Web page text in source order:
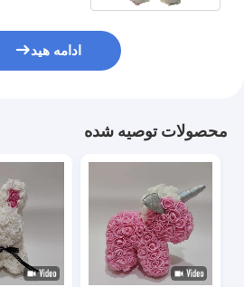
ادامه هید
محصولات توصیه شده